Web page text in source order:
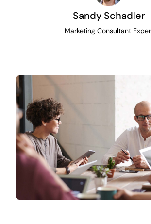
Sandy Schadler
Marketing Consultant